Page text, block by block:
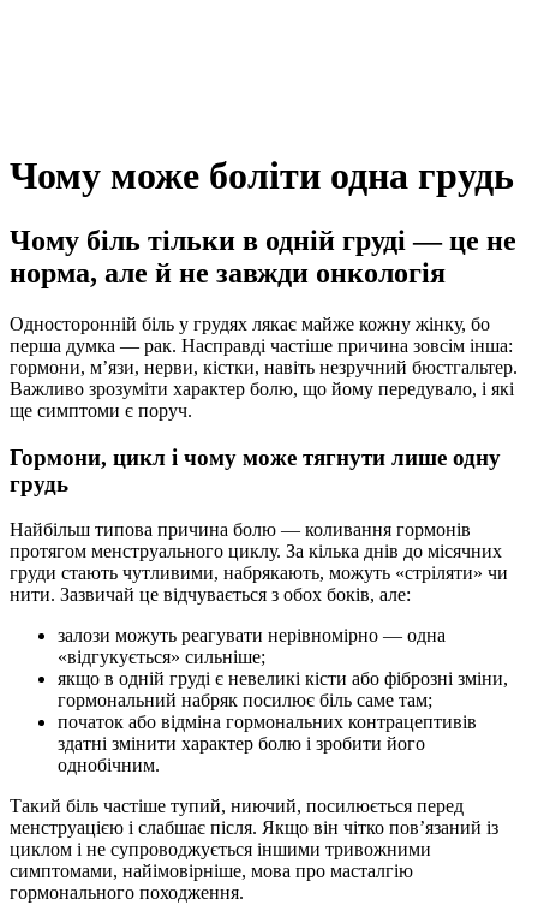
Чому може боліти одна грудь
Чому біль тільки в одній груді — це не
норма, але й не завжди онкологія
Односторонній біль у грудях лякає майже кожну жінку, бо
перша думка — рак. Насправді частіше причина зовсім інша:
гормони, м’язи, нерви, кістки, навіть незручний бюстгальтер.
Важливо зрозуміти характер болю, що йому передувало, і які
ще симптоми є поруч.
Гормони, цикл і чому може тягнути лише одну
грудь
Найбільш типова причина болю — коливання гормонів
протягом менструального циклу. За кілька днів до місячних
груди стають чутливими, набрякають, можуть «стріляти» чи
нити. Зазвичай це відчувається з обох боків, але:
залози можуть реагувати нерівномірно — одна
«відгукується» сильніше;
якщо в одній груді є невеликі кісти або фіброзні зміни,
гормональний набряк посилює біль саме там;
початок або відміна гормональних контрацептивів
здатні змінити характер болю і зробити його
однобічним.
Такий біль частіше тупий, ниючий, посилюється перед
менструацією і слабшає після. Якщо він чітко пов’язаний із
циклом і не супроводжується іншими тривожними
симптомами, найімовірніше, мова про масталгію
гормонального походження.